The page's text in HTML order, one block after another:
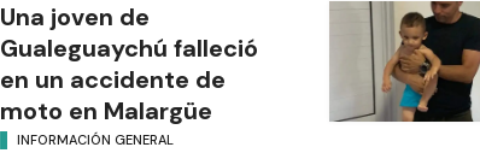
Una joven de
Gualeguaychú falleció
en un accidente de
moto en Malargüe
INFORMACIÓN GENERAL